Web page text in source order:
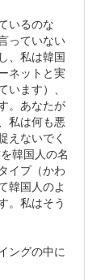
いるのな
っていない
、私は韓国
ネットと実
ます）、
。あなたが
私は何も悪
えないでく
韓国人の名
イプ（かわ
韓国人のよ
。私はそう
ングの中に